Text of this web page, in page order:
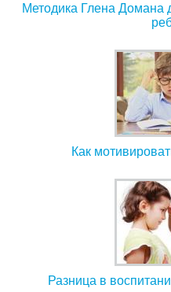
Методика Глена Домана
Как
Разница в